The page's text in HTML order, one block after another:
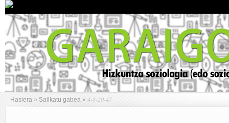
Hasiera » Sailkatu gabea » 4-8-20-47